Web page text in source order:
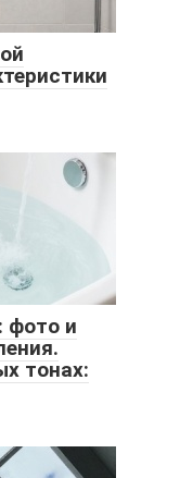
фото и
тонах: